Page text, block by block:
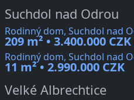
Suchdol nad Odrou
Rodinný dom, Suchdol nad
209 m² • 3.400.000 CZK
Rodinný dom, Suchdol nad
11 m² • 2.990.000 CZK
Velké Albrechtice